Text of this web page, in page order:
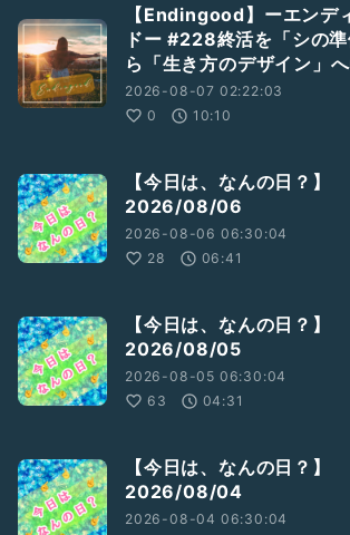
これにより毎朝6:30より
『今日は、なんの日？』を
お送りさせていただいてます🥰
よければ3分～5分のものですので
その日に聴いていただけたら嬉しいです♡
リアクション、お便り励みになります
気に入ったものがあれば是非シェアしたり
お気に入りに入れ
何度でも聴いてください*ˊᵕˋ*
#歌朗読 #どるちぇ #ノンフィクション
#平井堅
#女性トーカー #語り #音楽
#落ち着きある #恋愛 #応援 #人生句
#眠れぬ夜に
※楽曲申請配信後
【Endingood】ーエンデ
ドー #228終活を「シの
ら「生き方のデザイン」
2026-08-07 02:22:03
0
10:10
【今日は、なんの日？】
2026/08/06
2026-08-06 06:30:04
28
06:41
【今日は、なんの日？】
2026/08/05
2026-08-05 06:30:04
63
04:31
【今日は、なんの日？】
2026/08/04
2026-08-04 06:30:04